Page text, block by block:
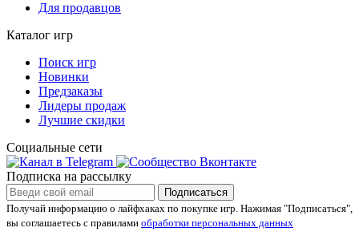
Для продавцов
Каталог игр
Поиск игр
Новинки
Предзаказы
Лидеры продаж
Лучшие скидки
Социальные сети
Подписка на рассылку
Подписаться
Получай информацию о лайфхаках по покупке игр. Нажимая "Подписаться",
вы соглашаетесь с правилами обработки персональных данных